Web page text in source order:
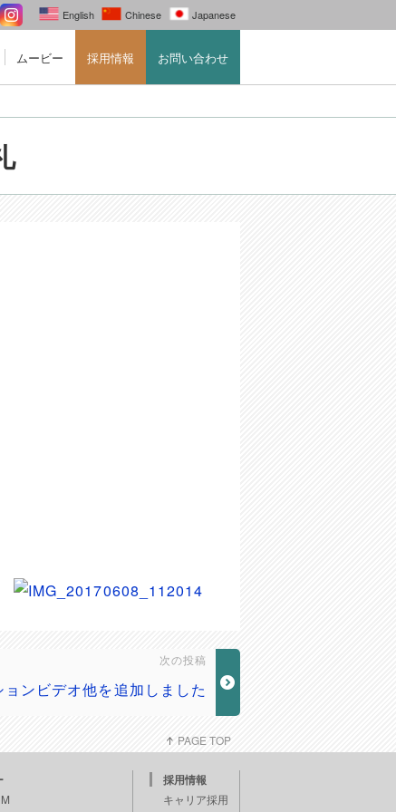
English Chinese Japanese
ムービー 採用情報 お問い合わせ
次の投稿
ンビデオ他を追加しました
PAGE TOP
採用情報
キャリア採用